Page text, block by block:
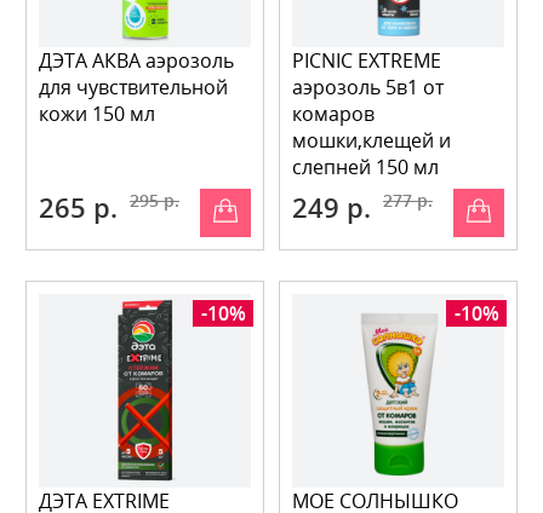
ДЭТА АКВА аэрозоль
для чувствительной
кожи 150 мл
265 р. 295 р.
PICNIC EXTREME
аэрозоль 5в1 от
комаров
мошки,клещей и
слепней 150 мл
249 р. 277 р.
-10%
ДЭТА EXTRIME
-10%
МОЕ СОЛНЫШКО